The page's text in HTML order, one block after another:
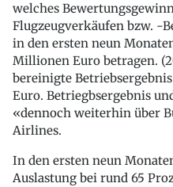
welches
Flugzeugverkäufen bzw. -
in den ersten neun
Millionen Euro betragen.
bereinigte
Euro. Betriegbsergebnis
«dennoch weiterhin über
Airlines.
In den ersten neun
Auslastung bei rund 65